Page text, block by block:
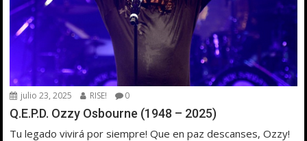
julio 23, 2025 RISE! 0
Q.E.P.D. Ozzy Osbourne (1948 – 2025)
Tu legado vivirá por siempre! Que en paz descanses, Ozzy!